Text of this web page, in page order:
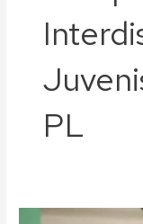
PL
Natação: